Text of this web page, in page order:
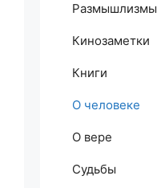
Размышлизмы
Кинозаметки
Книги
О человеке
О вере
Судьбы